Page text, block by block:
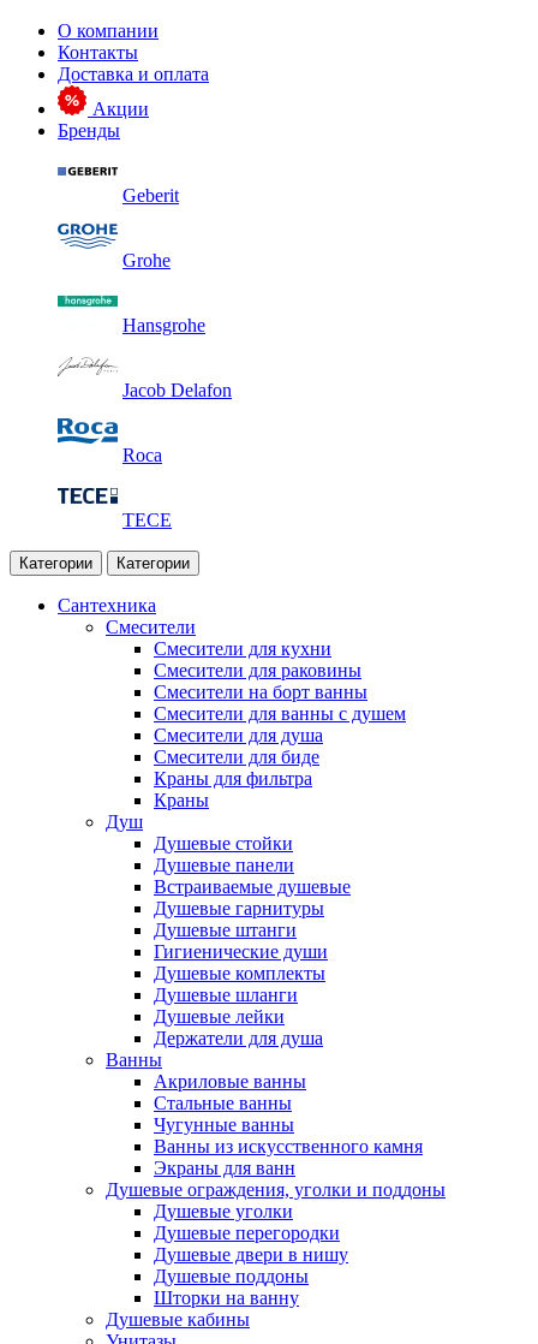
О компании
Контакты
Доставка и оплата
Акции
Бренды
Geberit
Grohe
Hansgrohe
Jacob Delafon
Roca
TECE
Категории Категории
Сантехника
Смесители
Смесители для кухни
Смесители для раковины
Смесители на борт ванны
Смесители для ванны с душем
Смесители для душа
Смесители для биде
Краны для фильтра
Краны
Душ
Душевые стойки
Душевые панели
Встраиваемые душевые
Душевые гарнитуры
Душевые штанги
Гигиенические души
Душевые комплекты
Душевые шланги
Душевые лейки
Держатели для душа
Ванны
Акриловые ванны
Стальные ванны
Чугунные ванны
Ванны из искусственного камня
Экраны для ванн
Душевые ограждения, уголки и поддоны
Душевые уголки
Душевые перегородки
Душевые двери в нишу
Душевые поддоны
Шторки на ванну
Душевые кабины